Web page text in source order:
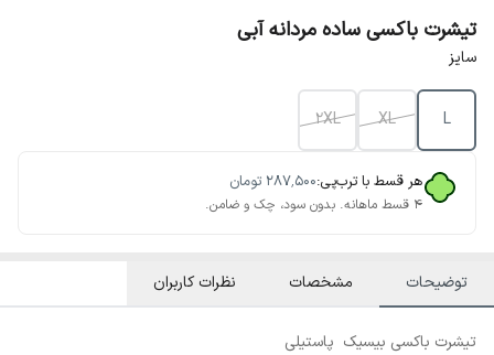
تیشرت باکسی ساده مردانه آبی
سایز
L
XL
2XL
هر قسط با ترب‌پی:۲۸۷٬۵۰۰ تومان
۴ قسط ماهانه. بدون سود، چک و ضامن.
توضیحات مشخصات نظرات کاربران
تیشرت باکسی بیسیک پاستیلی